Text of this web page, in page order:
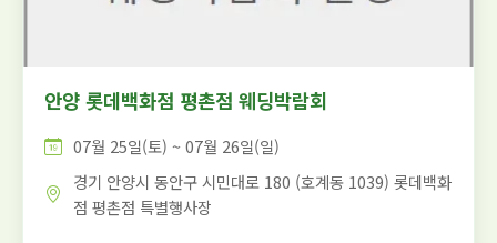
안양 롯데백화점 평촌점 웨딩박람회
07월 25일(토) ~ 07월 26일(일)
경기 안양시 동안구 시민대로 180 (호계동 1039) 롯데백화
점 평촌점 특별행사장